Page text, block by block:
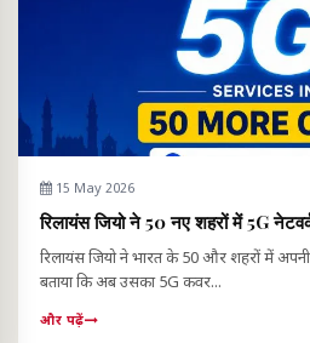
15 May 2026
रिलायंस जियो ने 50 नए शहरों में 5G
रिलायंस जियो ने भारत के 50 और शहरों में
बताया कि अब उसका 5G कवर...
और पढ़ें